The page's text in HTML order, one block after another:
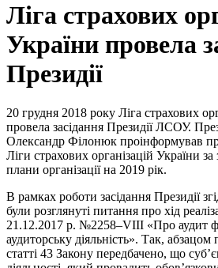
Ліга страхових
України провела
Президії
20 грудня 2018 року Ліга страхових
провела засідання Президії ЛСОУ.
Олександр Філонюк проінформував
Ліги страхових організацій України
плани організації на 2019 рік.
В рамках роботи засідання Президії
були розглянуті питання про хід
21.12.2017 р. №2258–VIII «Про аудит
аудиторську діяльність». Так,
статті 43 Закону передбачено, що